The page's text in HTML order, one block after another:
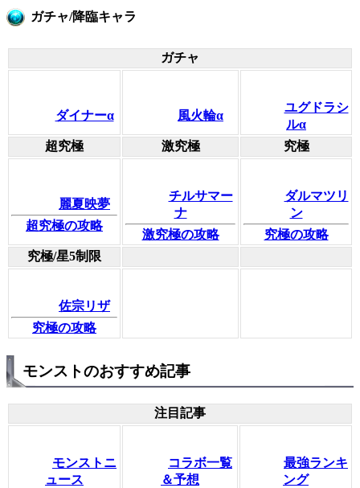
ガチャ/降臨キャラ
ガチャ
ダイナーα 風火輪α
ユグドラシ
ルα
超究極
激究極 究極
麗夏映夢
超究極の攻略
チルサマー
ナ
激究極の攻略
ダルマツリ
ン
究極の攻略
究極/星5制限
佐宗リザ
究極の攻略
モンストのおすすめ記事
注目記事
モンストニ
ュース
コラボ一覧
＆予想
最強ランキ
ング